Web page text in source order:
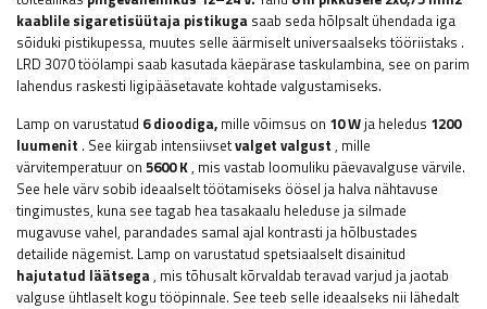
kaablile sigaretisüütaja pistikuga saab seda hõlpsalt ühendada iga
sõiduki pistikupessa, muutes selle äärmiselt universaalseks tööriistaks .
LRD 3070 töölampi saab kasutada käepärase taskulambina, see on parim
lahendus raskesti ligipääsetavate kohtade valgustamiseks.
Lamp on varustatud 6 dioodiga, mille võimsus on 10 Wja heledus 1200
luumenit . See kiirgab intensiivsetvalget valgust , mille
värvitemperatuur on 5600 K, mis vastab loomuliku päevavalguse värvile.
See hele värv sobib ideaalselt töötamiseks öösel ja halva nähtavuse
tingimustes, kuna see tagab hea tasakaalu heleduse ja silmade
mugavuse vahel, parandades samal ajal kontrasti ja hõlbustades
detailide nägemist. Lamp on varustatud spetsiaalselt disainitud
hajutatud läätsega, mis tõhusalt kõrvaldab teravad varjud ja jaotab
valguse ühtlaselt kogu tööpinnale. See teeb selle ideaalseks nii lähedalt